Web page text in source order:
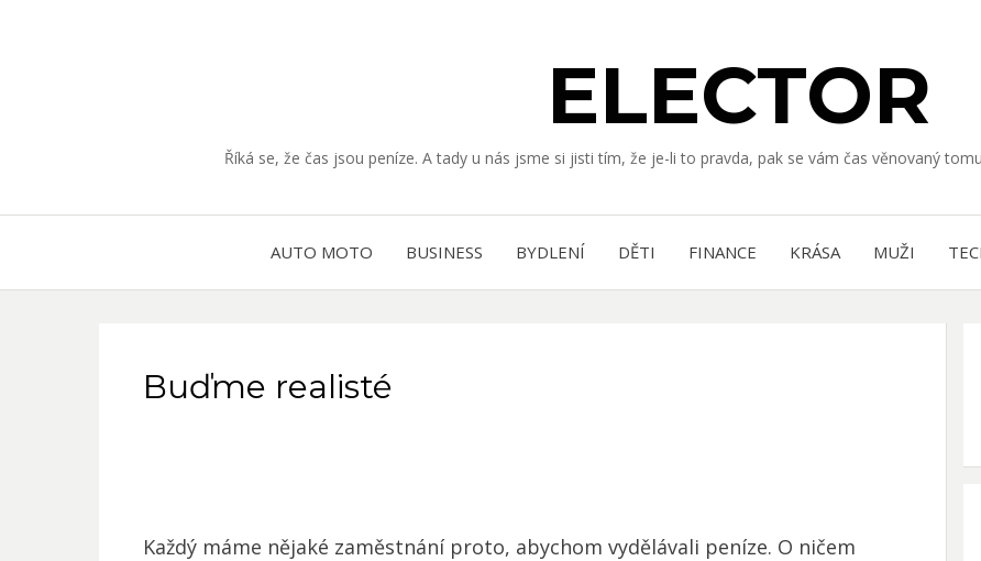
ELECTOR
Říká se, že čas jsou peníze. A tady u nás jsme si jisti tím, že je-li to pravda, pak se vám čas věnovaný
AUTO MOTO BUSINESS BYDLENÍ DĚTI FINANCE KRÁSA MUŽI
Buďme realisté
Každý máme nějaké zaměstnání proto, abychom vydělávali peníze. O ničem